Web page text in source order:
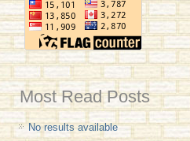
Most Read Posts
No results available